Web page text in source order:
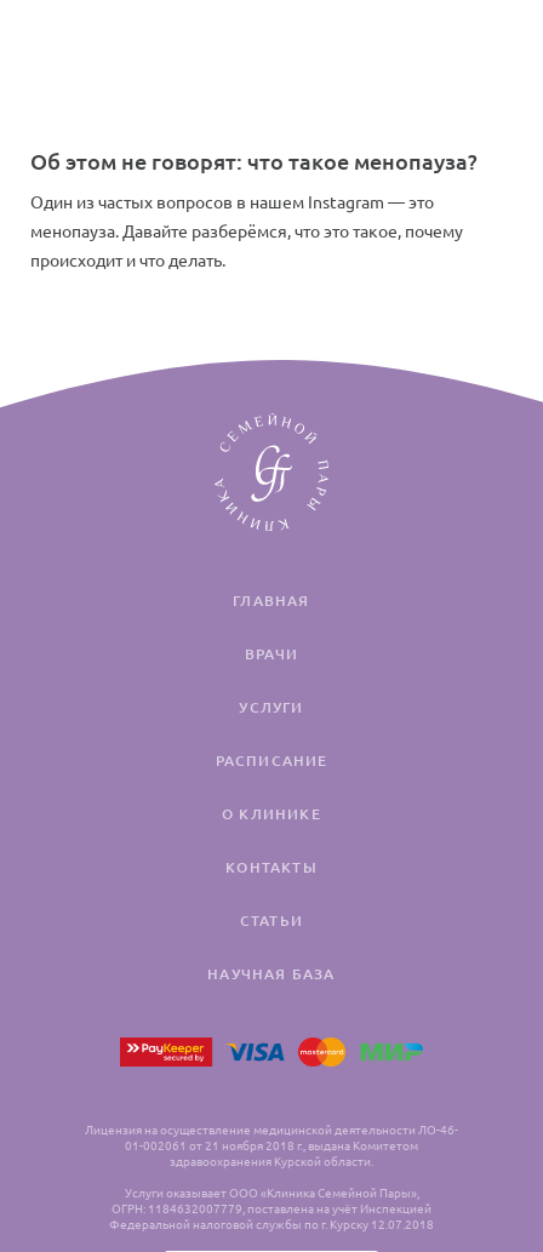
Об этом не говорят: что такое менопауза?
Один из частых вопросов в нашем Instagram — это
менопауза. Давайте разберёмся, что это такое, почему
происходит и что делать.
ГЛАВНАЯ
ВРАЧИ
УСЛУГИ
РАСПИСАНИЕ
О КЛИНИКЕ
КОНТАКТЫ
СТАТЬИ
НАУЧНАЯ БАЗА
Лицензия на осуществление медицинской деятельности ЛО-46-
01-002061 от 21 ноября 2018 г., выдана Комитетом
здравоохранения Курской области.
Услуги оказывает ООО «Клиника Семейной Пары»,
ОГРН: 1184632007779, поставлена на учёт Инспекцией
Федеральной налоговой службы по г. Курску 12.07.2018